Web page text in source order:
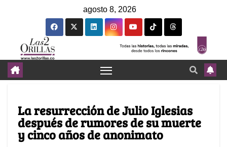
agosto 8, 2026
La resurrección de Julio Iglesias
después de rumores de su muerte
y cinco años de anonimato